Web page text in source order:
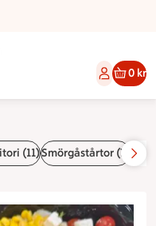
Stormarknad Torslanda
0 kr
(11)Smörgåstårtor (7)